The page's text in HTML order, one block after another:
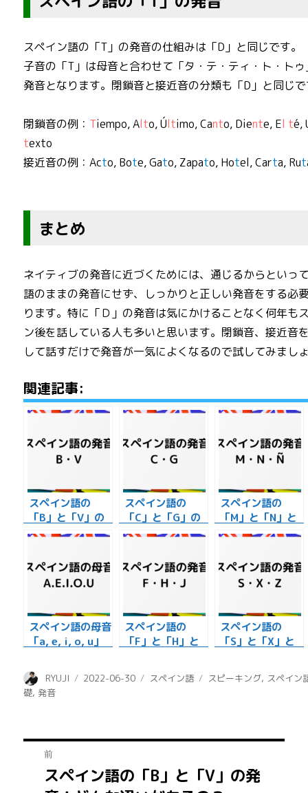
スペイン語の「T」の発音の仕組みは「D」と同じです。
子音の「T」は母音と合わせて「タ・テ・ティ・ト・ト
発音となります。閉鎖音と接近音の分類も「D」と同じ
閉鎖音の例： Tiempo, Alto, Último, Canto, Diente, El té,
texto
接近音の例：Acto, Bote, Gato, Zapato, Hotel, Carta, Rut
まとめ
ネイティブの発音に近づくためには、通じるからといっ
語のままの発音にせず、しっかりと正しい発音をする必
ります。特に「Ｄ」の発音は気にかけることなく何年も
ン後を話している人も多いと思います。閉鎖音、接近音
して話すだけで発音が一気によくなるので試してみまし
関連記事:
スペイン語の
「B」と「V」の
発音！どんな違い
スペイン語の
「C」と「G」の
発音！２つの共通
スペイン語の
「M」と「N」と
「Ñ」の発音の特
スペイン語の母音
「a, e, i, o, u」
同じ？
スペイン語の
「F」と「H」と
スペイン語の
「S」と「X」と
投
稿
RYUJI
投
2022-06-30
カ
スペイン語
タ
スピーキング, スペイン
礎, 発音
前
前
スペイン語の「B」と「V」の発